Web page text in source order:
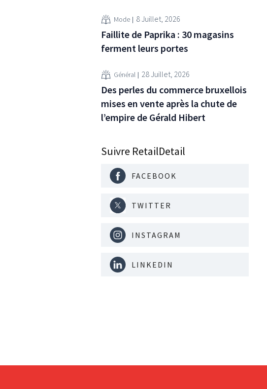
Mode 8 Juillet, 2026
Faillite de Paprika : 30 magasins
ferment leurs portes
Général 28 Juillet, 2026
Des perles du commerce bruxellois
mises en vente après la chute de
l’empire de Gérald Hibert
Suivre RetailDetail
FACEBOOK
TWITTER
INSTAGRAM
LINKEDIN